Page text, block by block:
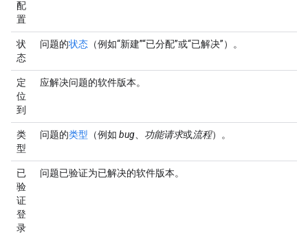
配
置
状
态
问题的状态 （例如“新建”“已分配”或“已解决”）。
定
位
到
应解决问题的软件版本。
类
型
问题的类型 （例如 bug 功能请求或流程）。
已
验
证
登
录
问题已验证为已解决的软件版本。